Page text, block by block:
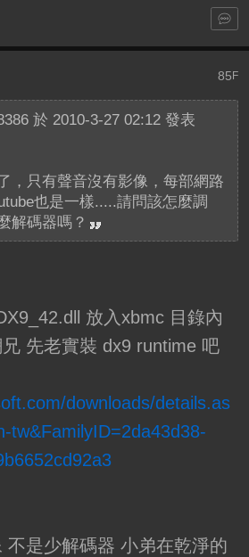
85F
於 2010-3-27 02:12 發表
，只有聲音沒有影像，每部網路
也是一樣.....請問該怎麼調
解碼器嗎？
放入xbmc 目錄內
先老實裝 dx9 runtime 吧
downloads/details.as
tw&FamilyID=2da43d38-
不是少解碼器 小弟在乾淨的